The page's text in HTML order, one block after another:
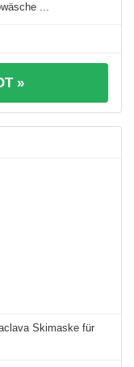
...
»
Skimaske für